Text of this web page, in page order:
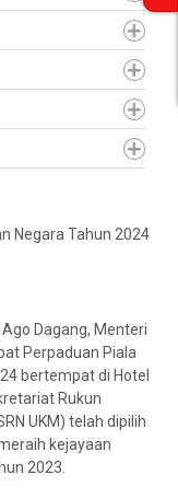
Negara Tahun 2024
Dagang, Menteri
Perpaduan Piala
bertempat di Hotel
Rukun
UKM) telah dipilih
kejayaan
2023.